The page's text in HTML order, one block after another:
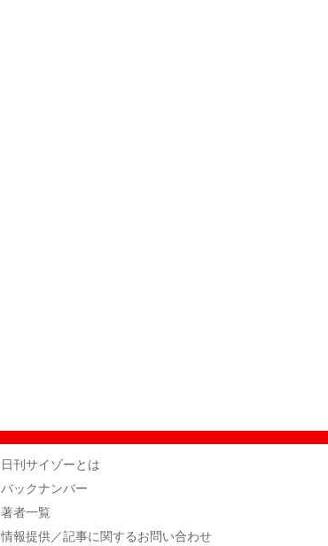
日刊サイゾーとは
バックナンバー
著者一覧
情報提供／記事に関するお問い合わせ